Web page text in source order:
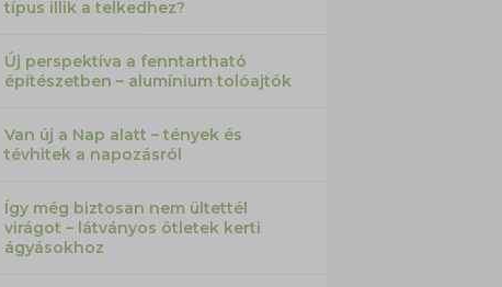
típus illik a telkedhez?
Új perspektíva a fenntartható
építészetben – alumínium tolóajtók
Van új a Nap alatt – tények és
tévhitek a napozásról
Így még biztosan nem ültettél
virágot – látványos ötletek kerti
ágyásokhoz